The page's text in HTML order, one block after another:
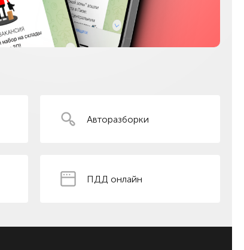
Авторазборки
ПДД онлайн